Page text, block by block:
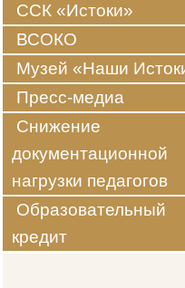
ССК «Истоки»
ВСОКО
Музей «Наши
Пресс-медиа
Снижение
документационной
нагрузки педагогов
Образовательный
кредит